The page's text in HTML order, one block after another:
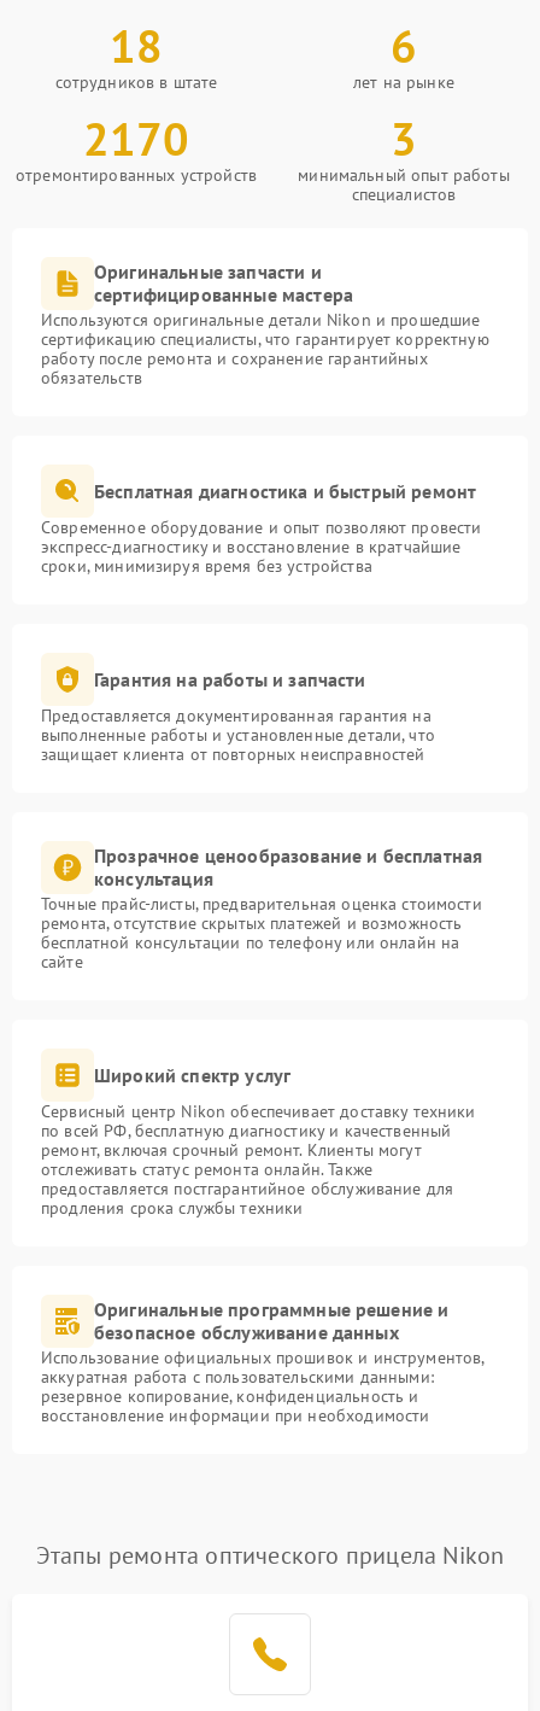
18
сотрудников в штате
6
лет на рынке
2170
отремонтированных устройств
3
минимальный опыт работы
специалистов
Оригинальные запчасти и
сертифицированные мастера
Используются оригинальные детали Nikon и прошедшие
сертификацию специалисты, что гарантирует корректную
работу после ремонта и сохранение гарантийных
обязательств
Бесплатная диагностика и быстрый ремонт
Современное оборудование и опыт позволяют провести
экспресс-диагностику и восстановление в кратчайшие
сроки, минимизируя время без устройства
Гарантия на работы и запчасти
Предоставляется документированная гарантия на
выполненные работы и установленные детали, что
защищает клиента от повторных неисправностей
Прозрачное ценообразование и бесплатная
консультация
Точные прайс-листы, предварительная оценка стоимости
ремонта, отсутствие скрытых платежей и возможность
бесплатной консультации по телефону или онлайн на
сайте
Широкий спектр услуг
Сервисный центр Nikon обеспечивает доставку техники
по всей РФ, бесплатную диагностику и качественный
ремонт, включая срочный ремонт. Клиенты могут
отслеживать статус ремонта онлайн. Также
предоставляется постгарантийное обслуживание для
продления срока службы техники
Оригинальные программные решение и
безопасное обслуживание данных
Использование официальных прошивок и инструментов,
аккуратная работа с пользовательскими данными:
резервное копирование, конфиденциальность и
восстановление информации при необходимости
Этапы ремонта оптического прицела Nikon